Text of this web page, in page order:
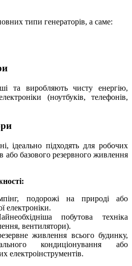
типи генераторів, а саме:
та виробляють чисту енергію,
(ноутбуків, телефонів,
ідеально підходять для робочих
або базового резервного живлення
подорожі на природі або
електроніки.
побутова техніка
вентилятори).
живлення всього будинку,
кондиціонування або
електроінструментів.